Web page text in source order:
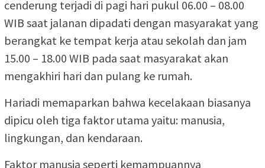
cenderung terjadi di pagi hari pukul 06.00 – 08.00
WIB saat jalanan dipadati dengan masyarakat yang
berangkat ke tempat kerja atau sekolah dan jam
15.00 – 18.00 WIB pada saat masyarakat akan
mengakhiri hari dan pulang ke rumah.
Hariadi memaparkan bahwa kecelakaan biasanya
dipicu oleh tiga faktor utama yaitu: manusia,
lingkungan, dan kendaraan.
Faktor manusia seperti kemampuannya